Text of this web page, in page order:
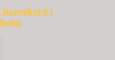
banrekord i